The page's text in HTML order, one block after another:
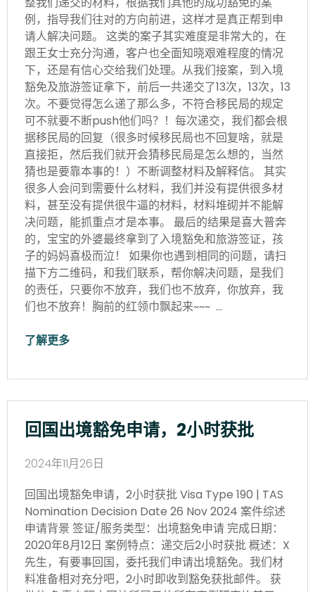
例，指导我们往对的方向前进，这样才是真正帮到申
请人解决问题。 这类的案子其实难度是非常大的，在
跟王女士充分沟通，客户也全面知晓艰难程度的情况
下，还是有信心交给我们处理。从我们接案，到入境
豁免及旅游签证拿下，前后一共递交了13次，13次，13
次。不要觉得怎么递了那么多，不符合移民局的规定
可不就要不断push他们吗？！每次递交，我们都会根
据移民局的回复（很多时候移民局也不回复啥，就是
直接拒，然后我们就开会猜移民局是怎么想的，当然
猜也是要靠本事的！）不断调整材料及解释信。 其实
很多人会问到需要什么材料，我们并没有提供很多材
料，甚至没有提供很牛逼的材料，材料堆砌并不能解
决问题，能抓重点才是本事。 最后的结果是喜大普奔
的，宝宝的外婆最终拿到了入境豁免和旅游签证，孩
子的妈妈喜极而泣！ 如果你也遇到相同的问题，请扫
描下方二维码，和我们联系，帮你解决问题，是我们
的责任，只要你不放弃，我们也不放弃，你放弃，我
们也不放弃！胸前的红领巾飘起来~~~ …
了解更多
回国出境豁免申请，2小时获批
2024年11月26日
回国出境豁免申请，2小时获批 Visa Type 190 | TAS
Nomination Decision Date 26 Nov 2024 案件综述
申请背景 签证/服务类型：出境豁免申请 完成日期：
2020年8月12日 案例特点：递交后2小时获批 概述：X
先生，有要事回国，委托我们申请出境豁免。我们材
料准备相对充分吧，2小时即收到豁免获批邮件。 获